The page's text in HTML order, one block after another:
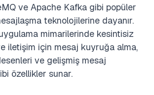
ve Apache Kafka gibi popüler
teknolojilerine dayanır.
mimarilerinde kesintisiz
iletişim için mesaj kuyruğa alma,
ve gelişmiş mesaj
özellikler sunar.